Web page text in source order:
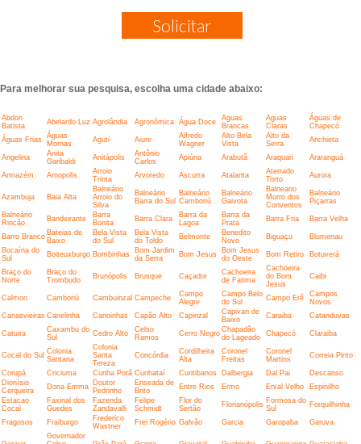
Solicitar
Para melhorar sua pesquisa, escolha uma cidade abaixo:
Abdon
Batista
Abelardo Luz Agrolândia Agronômica Água Doce
Aguas
Brancas
Aguas
Claras
Águas de
Chapecó
Águas Frias Águas
Mornas
Aguti Aiure
Alfredo
Wagner
Alto Bela
Vista
Alto da
Serra
Anchieta
Angelina
Anita
Garibaldi
Anitápolis
Antônio
Carlos
Apiúna Arabutã Araquari Araranguá
Armazém Arnopolis
Arroio
Trinta
Arvoredo Ascurra Atalanta
Aterrado
Torto
Aurora
Azambuja Baia Alta
Balneário
Arroio do
Silva
Balneário
Barra do Sul
Balneário
Camboriú
Balneário
Gaivota
Balneario
Morro dos
Conventos
Balneário
Piçarras
Balneário
Rincão
Bandeirante
Barra
Bonita
Barra Clara
Barra da
Lagoa
Barra da
Prata
Barra Fria Barra Velha
Barro Branco Bateias de
Baixo
Bela Vista
do Sul
Bela Vista
do Toldo
Belmonte
Benedito
Novo
Biguaçu
Blumenau
Bocaína do
Sul
Boiteuxburgo Bombinhas
Bom Jardim
da Serra
Bom Jesus
Bom Jesus
do Oeste
Bom Retiro Botuverá
Braço do
Norte
Braço do
Trombudo
Brunópolis Brusque Caçador
Cachoeira
de Fatima
Cachoeira
do Bom
Jesus
Caibi
Calmon Camboriú Cambuinzal Campeche
Campo
Alegre
Campo Belo
do Sul
Campo Erê
Campos
Novos
Canasvieiras Canelinha Canoinhas Capão Alto Capinzal
Capivari de
Baixo
Caraiba Catanduvas
Catuira
Caxambu do
Sul
Cedro Alto
Celso
Ramos
Cerro Negro Chapadão
do Lageado
Chapecó Claraiba
Cocal do Sul Colonia
Santana
Colonia
Santa
Tereza
Concórdia
Cordilheira
Alta
Coronel
Freitas
Coronel
Martins
Correia Pinto
Corupá Criciuma Cunha Porã Cunhataí Curitibanos Dalbergia Dal Pai
Descanso
Dionísio
Cerqueira
Dona Emma Doutor
Pedrinho
Enseada de
Brito
Entre Rios Ermo Erval Velho
Espinilho
Estacao
Cocal
Faxinal dos
Guedes
Fazenda
Zandavalli
Felipe
Schmidt
Flor do
Sertão
Florianópolis Formosa do
Sul
Forquilhinha
Fragosos Fraiburgo
Frederico
Wastner
Frei Rogério Galvão Garcia Garopaba Garuva
Governador